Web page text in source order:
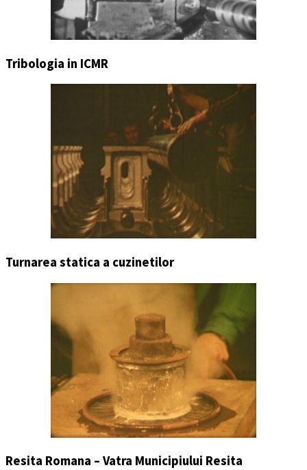
Tribologia in ICMR
Turnarea statica a cuzinetilor
Resita Romana – Vatra Municipiului Resita